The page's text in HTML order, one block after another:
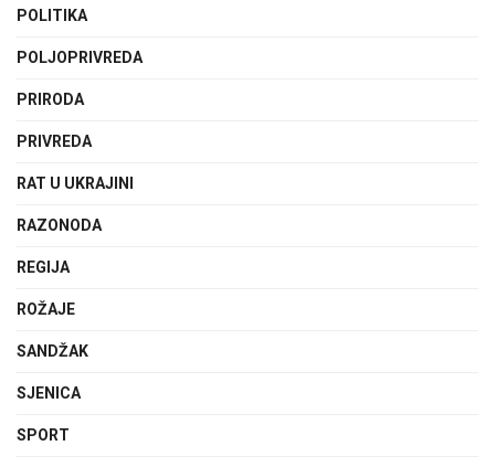
POLITIKA
POLJOPRIVREDA
PRIRODA
PRIVREDA
RAT U UKRAJINI
RAZONODA
REGIJA
ROŽAJE
SANDŽAK
SJENICA
SPORT